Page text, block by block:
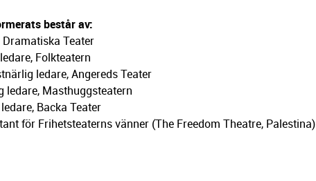
består av:
Dramatiska Teater
Folkteatern
ledare, Angereds Teater
ledare, Masthuggsteatern
Backa Teater
för Frihetsteaterns vänner (The Freedom Theatre, Palestina)